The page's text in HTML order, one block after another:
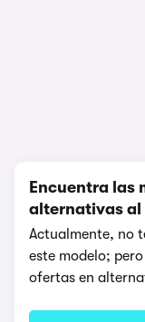
Encuentra las
alternativas al
Actualmente, no
este modelo;
ofertas en